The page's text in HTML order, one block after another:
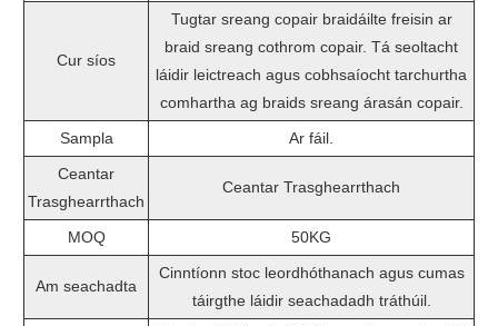
Cur síos
Tugtar sreang copair braidáilte freisin ar
braid sreang cothrom copair. Tá seoltacht
láidir leictreach agus cobhsaíocht tarchurtha
comhartha ag braids sreang árasán copair.
Sampla
Ar fáil.
Ceantar
Trasghearrthach
Ceantar Trasghearrthach
MOQ 50KG
Am seachadta
Cinntíonn stoc leordhóthanach agus cumas
táirgthe láidir seachadadh tráthúil.